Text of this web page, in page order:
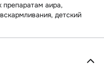
препаратам аира,
детский